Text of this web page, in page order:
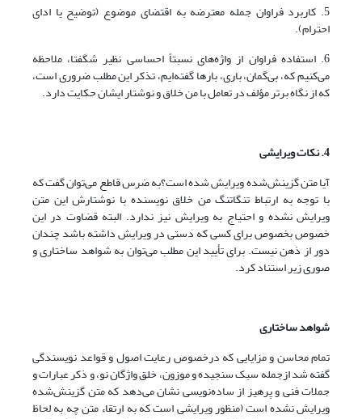
5. کاربرد فراوان جمله معترضه به اقتضای موضوع (توضیح یا ادای
احترام).
6. استفاده فراوان از واژه‌های نسبتاً احساسی نظیر شگفتا، ملاحظه
می‌کنیم که، بی‌گمان، باری، بارها گفته‌ایم، تذکر این مطلب ضروری است،
که از نگاه برتر مؤلف در تعامل با من خلاق و نوشتار ایشان حکایت دارد.
4. نکات ویرایشی
آیا متن گزینش‌شده ویرایش شده است؟به ضرس قاطع می‌توان گفت که
با توجه به ارتباط تنگاتنگ من خلاق نویسنده با نوشتارش این متن
ویرایش نشده و احتیاج به ویرایش نیز ندارد. البته قضاوت در این
خصوص بخصوص برای کسی که دستی در ویرایش داشته باشد چندان
دور از ذهن نیست. برای تأیید این مطلب می‌توان به شواهد ساختاری و
صوری زیر استناد کرد.
شواهد ساختاری
تمام محاسن و مزایایی که درخصوص رعایت اصول و قواعد نویسندگی
گفته شد ازجمله سبک سنجیده و موزون، خلق واژگان نو، و ذکر عبارات و
جملات فنی و پرهیز از ساده‌نویسی نشان می‌دهد که متن گزینش‌شده
ویرایش نشده است (منظور ویرایشی است که به ارتقاء متن چه به لحاظ